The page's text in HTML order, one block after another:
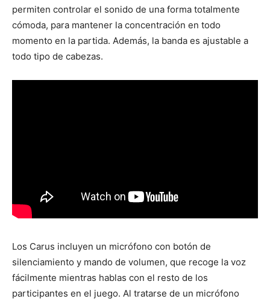
permiten controlar el sonido de una forma totalmente
cómoda, para mantener la concentración en todo
momento en la partida. Además, la banda es ajustable a
todo tipo de cabezas.
Los Carus incluyen un micrófono con botón de
silenciamiento y mando de volumen, que recoge la voz
fácilmente mientras hablas con el resto de los
participantes en el juego. Al tratarse de un micrófono